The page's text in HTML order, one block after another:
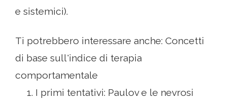
e sistemici).
Ti potrebbero interessare anche: Concetti
di base sull'indice di terapia
comportamentale
I primi tentativi: Paulov e le nevrosi